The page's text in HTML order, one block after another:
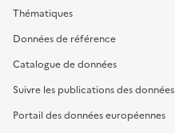
Thématiques
Données de référence
Catalogue de données
Suivre les publications des données
Portail des données européennes